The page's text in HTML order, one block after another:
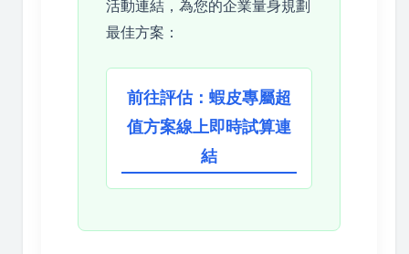
活動連結，為您的企業量身規劃
最佳方案：
前往評估：蝦皮專屬超
值方案線上即時試算連
結